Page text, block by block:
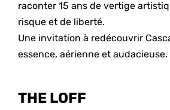
raconter 15 ans de vertige
risque et de liberté.
Une invitation à redécouvrir
essence, aérienne et audacieuse.
THE LOFF